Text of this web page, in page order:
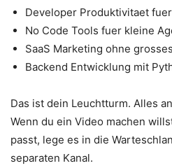
Developer Produktivitaet
No Code Tools fuer kleine
SaaS Marketing ohne
Backend Entwicklung mit
Das ist dein Leuchtturm. Alles
Wenn du ein Video machen
passt, lege es in die
separaten Kanal.